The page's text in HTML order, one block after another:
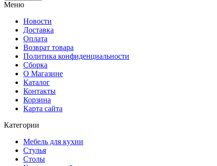
Меню
Новости
Доставка
Оплата
Возврат товара
Политика конфиденциальности
Сборка
О Магазине
Каталог
Контакты
Корзина
Карта сайта
Категории
Мебель для кухни
Стулья
Столы